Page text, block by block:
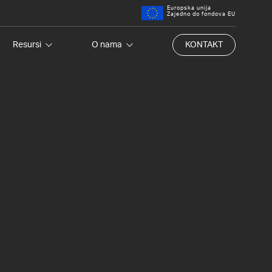
Europska unija
Zajedno do fondova EU
Resursi O nama KONTAKT